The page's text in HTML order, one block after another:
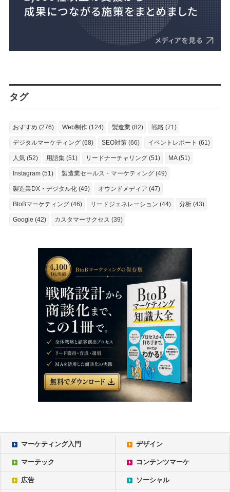
タグ
おすすめ (276) Web制作 (124) 製造業 (82) 戦略 (71)
デジタルマーケティング (68) SEO対策 (66) イベントレポート (61)
人気 (52) 用語集 (51) リードナーチャリング (51) MA (51)
Instagram (51) 製造業セールス・マーケティング (49)
製造業DX・デジタル化 (49) オウンドメディア (47)
BtoBマーケティング (46) リードジェネレーション (44) 分析 (43)
Google (42) カスタマーサクセス (39)
マーケティング入門 デザイン
マーテック コンテンツマーケ
広告 ソーシャル